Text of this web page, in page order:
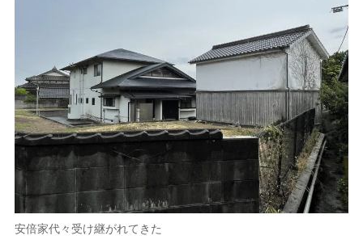
安倍家代々受け継がれてきた